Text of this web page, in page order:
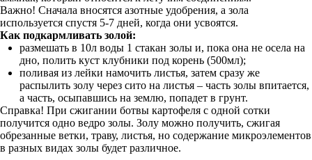
Важно! Сначала вносятся азотные удобрения, а зола
используется спустя 5-7 дней, когда они усвоятся.
Как подкармливать золой:
размешать в 10л воды 1 стакан золы и, пока она не осела на
дно, полить куст клубники под корень (500мл);
поливая из лейки намочить листья, затем сразу же
распылить золу через сито на листья – часть золы впитается,
а часть, осыпавшись на землю, попадет в грунт.
Справка! При сжигании ботвы картофеля с одной сотки
получится одно ведро золы. Золу можно получить, сжигая
обрезанные ветки, траву, листья, но содержание микроэлементов
в разных видах золы будет различное.